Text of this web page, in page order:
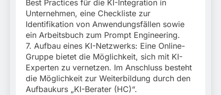
Best Practices für die KI-Integration in
Unternehmen, eine Checkliste zur
Identifikation von Anwendungsfällen sowie
ein Arbeitsbuch zum Prompt Engineering.
7. Aufbau eines KI-Netzwerks: Eine Online-
Gruppe bietet die Möglichkeit, sich mit KI-
Experten zu vernetzen. Im Anschluss besteht
die Möglichkeit zur Weiterbildung durch den
Aufbaukurs „KI-Berater (HC)“.